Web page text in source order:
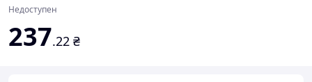
Недоступен
237.22 ₴